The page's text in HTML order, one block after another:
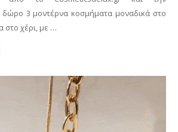
3 μοντέρνα κοσμήματα μοναδικά στο
στο χέρι, με …